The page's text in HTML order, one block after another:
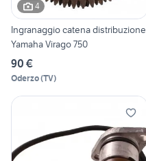
4
Ingranaggio catena distribuzione
Yamaha Virago 750
90 €
Oderzo(TV)